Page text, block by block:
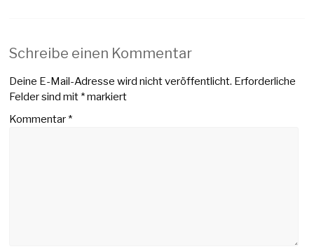
Schreibe einen Kommentar
Deine E-Mail-Adresse wird nicht veröffentlicht. Erforderliche
Felder sind mit*markiert
Kommentar*